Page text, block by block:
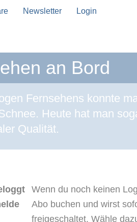
Newsletter Login
an Bord
Fernsehens konnte
Heute hat man
Qualität.
Wenn du noch keinen
Abo buchen und wirst
freigeschaltet. Wähle